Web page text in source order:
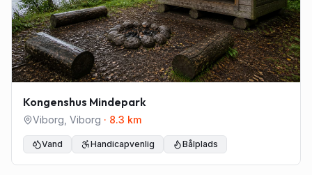
Kongenshus Mindepark
Viborg Viborg · 8.3 km
Vand Handicapvenlig Bålplads